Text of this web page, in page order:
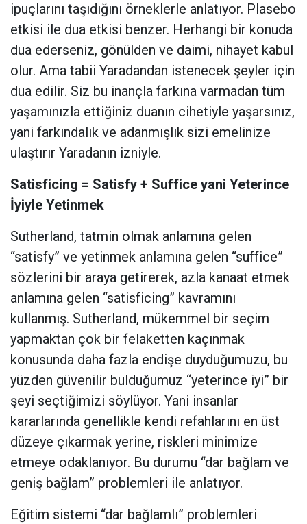
ipuçlarını taşıdığını örneklerle anlatıyor. Plasebo
etkisi ile dua etkisi benzer. Herhangi bir konuda
dua ederseniz, gönülden ve daimi, nihayet kabul
olur. Ama tabii Yaradandan istenecek şeyler için
dua edilir. Siz bu inançla farkına varmadan tüm
yaşamınızla ettiğiniz duanın cihetiyle yaşarsınız,
yani farkındalık ve adanmışlık sizi emelinize
ulaştırır Yaradanın izniyle.
Satisficing = Satisfy + Suffice yani Yeterince
İyiyle Yetinmek
Sutherland, tatmin olmak anlamına gelen
“satisfy” ve yetinmek anlamına gelen “suffice”
sözlerini bir araya getirerek, azla kanaat etmek
anlamına gelen “satisficing” kavramını
kullanmış. Sutherland, mükemmel bir seçim
yapmaktan çok bir felaketten kaçınmak
konusunda daha fazla endişe duyduğumuzu, bu
yüzden güvenilir bulduğumuz “yeterince iyi” bir
şeyi seçtiğimizi söylüyor. Yani insanlar
kararlarında genellikle kendi refahlarını en üst
düzeye çıkarmak yerine, riskleri minimize
etmeye odaklanıyor. Bu durumu “dar bağlam ve
geniş bağlam” problemleri ile anlatıyor.
Eğitim sistemi “dar bağlamlı” problemleri